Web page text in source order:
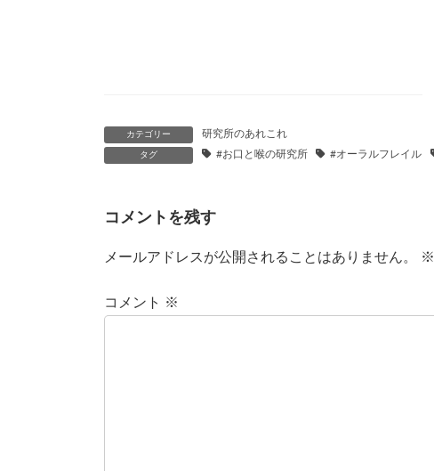
カテゴリー 研究所のあれこれ
タグ #お口と喉の研究所 #オーラルフレイル
コメントを残す
メールアドレスが公開されることはありません。 ※
コメント ※